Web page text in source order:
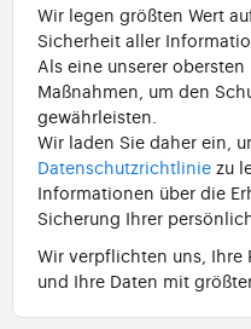
Wir legen größten Wert
Sicherheit aller
Als eine unserer
Maßnahmen, um den
gewährleisten.
Wir laden Sie daher ein,
Datenschutzrichtlinie zu
Informationen über die
Sicherung Ihrer
Wir verpflichten uns, Ihre
und Ihre Daten mit